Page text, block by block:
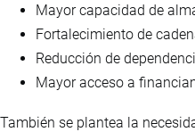
Mayor capacidad de
Fortalecimiento de
Reducción de
Mayor acceso a
También se plantea la